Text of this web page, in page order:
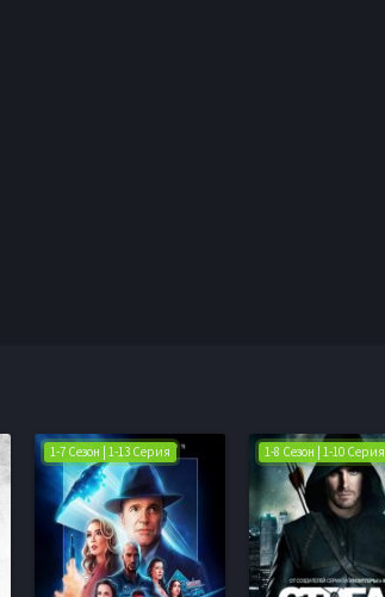
1-7 Сезон | 1-13 Серия 1-8 Сезон | 1-10 Серия